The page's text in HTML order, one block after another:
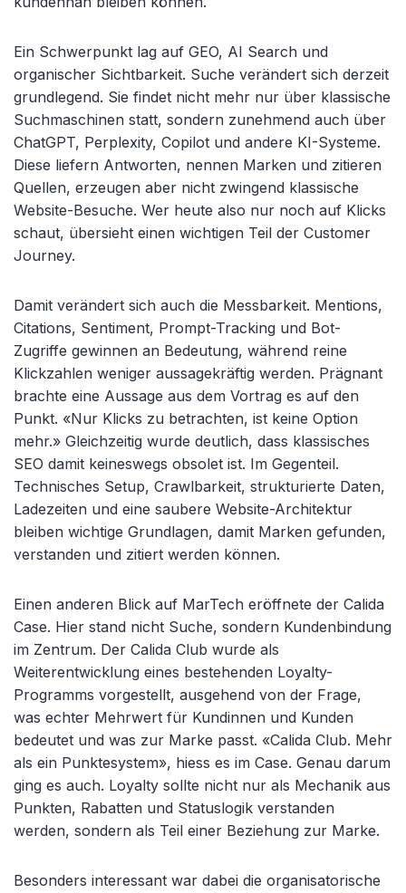
Ein Schwerpunkt lag auf GEO, AI Search und
organischer Sichtbarkeit. Suche verändert sich derzeit
grundlegend. Sie findet nicht mehr nur über klassische
Suchmaschinen statt, sondern zunehmend auch über
ChatGPT, Perplexity, Copilot und andere KI-Systeme.
Diese liefern Antworten, nennen Marken und zitieren
Quellen, erzeugen aber nicht zwingend klassische
Website-Besuche. Wer heute also nur noch auf Klicks
schaut, übersieht einen wichtigen Teil der Customer
Journey.
Damit verändert sich auch die Messbarkeit. Mentions,
Citations, Sentiment, Prompt-Tracking und Bot-
Zugriffe gewinnen an Bedeutung, während reine
Klickzahlen weniger aussagekräftig werden. Prägnant
brachte eine Aussage aus dem Vortrag es auf den
Punkt. «Nur Klicks zu betrachten, ist keine Option
mehr.» Gleichzeitig wurde deutlich, dass klassisches
SEO damit keineswegs obsolet ist. Im Gegenteil.
Technisches Setup, Crawlbarkeit, strukturierte Daten,
Ladezeiten und eine saubere Website-Architektur
bleiben wichtige Grundlagen, damit Marken gefunden,
verstanden und zitiert werden können.
Einen anderen Blick auf MarTech eröffnete der Calida
Case. Hier stand nicht Suche, sondern Kundenbindung
im Zentrum. Der Calida Club wurde als
Weiterentwicklung eines bestehenden Loyalty-
Programms vorgestellt, ausgehend von der Frage,
was echter Mehrwert für Kundinnen und Kunden
bedeutet und was zur Marke passt. «Calida Club. Mehr
als ein Punktesystem», hiess es im Case. Genau darum
ging es auch. Loyalty sollte nicht nur als Mechanik aus
Punkten, Rabatten und Statuslogik verstanden
werden, sondern als Teil einer Beziehung zur Marke.
Besonders interessant war dabei die organisatorische